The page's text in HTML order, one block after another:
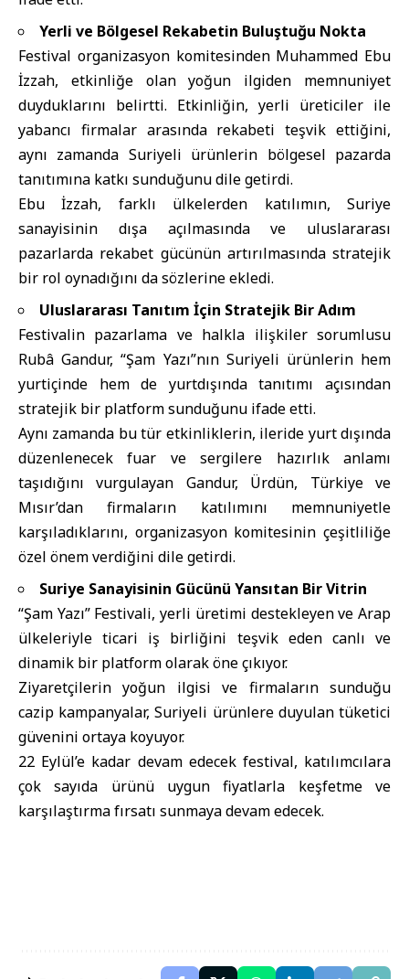
Yerli ve Bölgesel Rekabetin Buluştuğu Nokta
Festival organizasyon komitesinden Muhammed Ebu
İzzah, etkinliğe olan yoğun ilgiden memnuniyet
duyduklarını belirtti. Etkinliğin, yerli üreticiler ile
yabancı firmalar arasında rekabeti teşvik ettiğini,
aynı zamanda Suriyeli ürünlerin bölgesel pazarda
tanıtımına katkı sunduğunu dile getirdi.
Ebu İzzah, farklı ülkelerden katılımın, Suriye
sanayisinin dışa açılmasında ve uluslararası
pazarlarda rekabet gücünün artırılmasında stratejik
bir rol oynadığını da sözlerine ekledi.
Uluslararası Tanıtım İçin Stratejik Bir Adım
Festivalin pazarlama ve halkla ilişkiler sorumlusu
Rubâ Gandur, “Şam Yazı”nın Suriyeli ürünlerin hem
yurtiçinde hem de yurtdışında tanıtımı açısından
stratejik bir platform sunduğunu ifade etti.
Aynı zamanda bu tür etkinliklerin, ileride yurt dışında
düzenlenecek fuar ve sergilere hazırlık anlamı
taşıdığını vurgulayan Gandur, Ürdün, Türkiye ve
Mısır’dan firmaların katılımını memnuniyetle
karşıladıklarını, organizasyon komitesinin çeşitliliğe
özel önem verdiğini dile getirdi.
Suriye Sanayisinin Gücünü Yansıtan Bir Vitrin
“Şam Yazı” Festivali, yerli üretimi destekleyen ve Arap
ülkeleriyle ticari iş birliğini teşvik eden canlı ve
dinamik bir platform olarak öne çıkıyor.
Ziyaretçilerin yoğun ilgisi ve firmaların sunduğu
cazip kampanyalar, Suriyeli ürünlere duyulan tüketici
güvenini ortaya koyuyor.
22 Eylül’e kadar devam edecek festival, katılımcılara
çok sayıda ürünü uygun fiyatlarla keşfetme ve
karşılaştırma fırsatı sunmaya devam edecek.